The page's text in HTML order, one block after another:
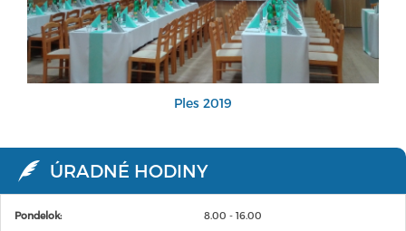
Ples 2019
ÚRADNÉ HODINY
Pondelok:
8.00 - 16.00